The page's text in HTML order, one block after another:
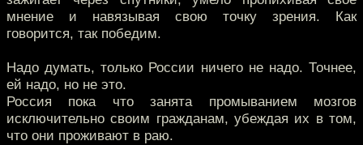
мнение и навязывая свою точку зрения. Как
говорится, так победим.
Надо думать, только России ничего не надо. Точнее,
ей надо, но не это.
Россия пока что занята промыванием мозгов
исключительно своим гражданам, убеждая их в том,
что они проживают в раю.